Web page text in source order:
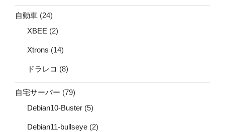
自動車 (24)
XBEE (2)
Xtrons (14)
ドラレコ (8)
自宅サーバー (79)
Debian10-Buster (5)
Debian11-bullseye (2)